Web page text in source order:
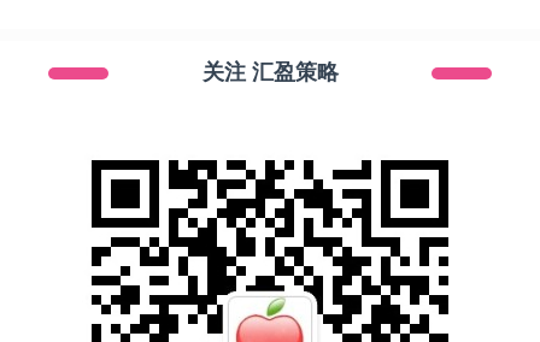
关注 汇盈策略